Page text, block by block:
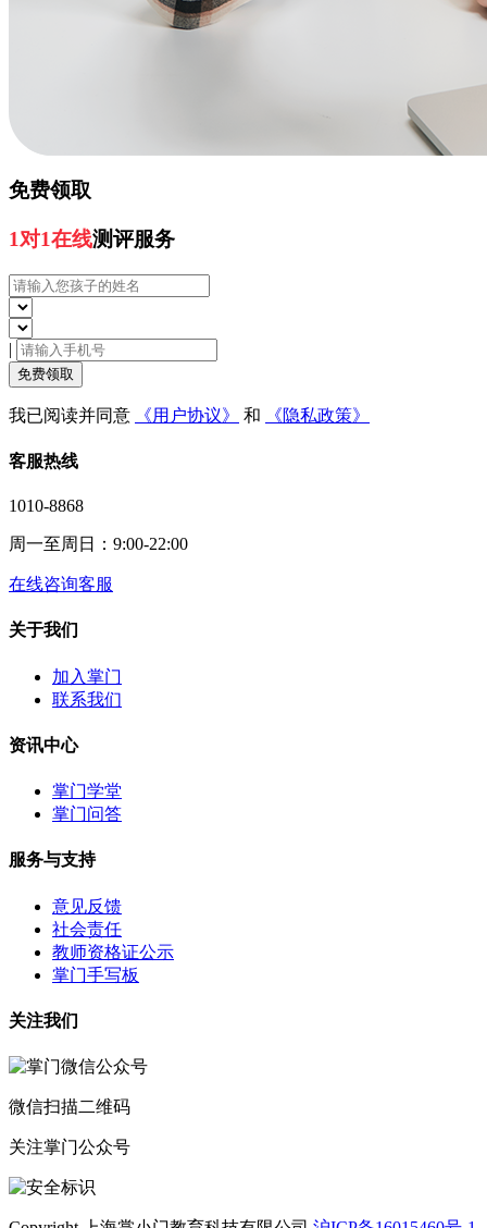
免费领取
1对1在线测评服务
|
免费领取
我已阅读并同意 《用户协议》 和 《隐私政策》
客服热线
1010-8868
周一至周日：9:00-22:00
在线咨询客服
关于我们
加入掌门
联系我们
资讯中心
掌门学堂
掌门问答
服务与支持
意见反馈
社会责任
教师资格证公示
掌门手写板
关注我们
微信扫描二维码
关注掌门公众号